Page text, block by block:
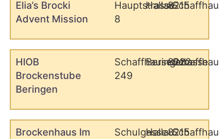
Elia’s Brocki
Advent Mission
Hauptstrasse
8
Hallau8215
HIOB
Brockenstube
Beringen
Schaffhauserstrasse
249
Beringen
8222
Brockenhaus Im
Schulgasse
Hallau8215